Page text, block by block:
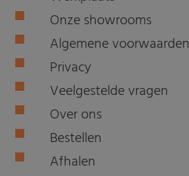
Onze showrooms
Algemene voorwaarden
Privacy
Veelgestelde vragen
Over ons
Bestellen
Afhalen